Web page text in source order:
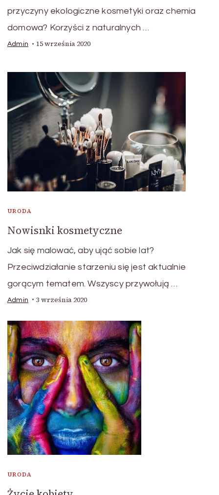
przyczyny ekologiczne kosmetyki oraz chemia
domowa? Korzyści z naturalnych …
Admin 15 września 2020
URODA
Nowisnki kosmetyczne
Jak się malować, aby ująć sobie lat?
Przeciwdziałanie starzeniu się jest aktualnie
gorącym tematem. Wszyscy przywołują …
Admin 3 września 2020
URODA